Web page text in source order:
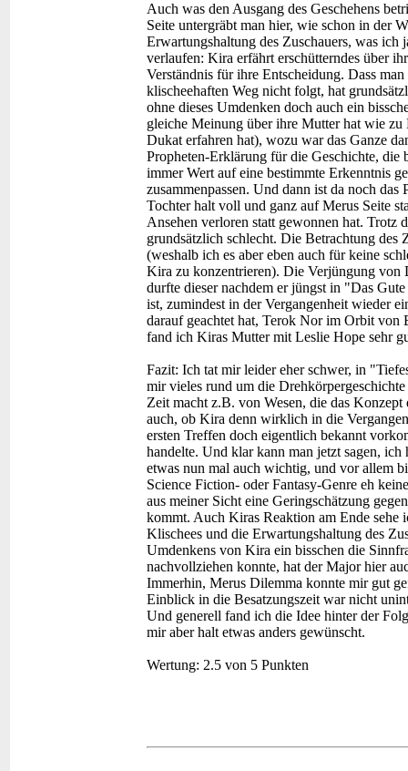
Auch was den Ausgang des Geschehens
Seite untergräbt man hier, wie schon in der
Erwartungshaltung des Zuschauers, was
verlaufen: Kira erfährt erschütterndes über
Verständnis für ihre Entscheidung. Dass
klischeehaften Weg nicht folgt, hat
ohne dieses Umdenken doch auch ein
gleiche Meinung über ihre Mutter hat wie
Dukat erfahren hat), wozu war das Ganze
Propheten-Erklärung für die Geschichte,
immer Wert auf eine bestimmte Erkenntnis
zusammenpassen. Und dann ist da noch
Tochter halt voll und ganz auf Merus Seite
Ansehen verloren statt gewonnen hat.
grundsätzlich schlecht. Die Betrachtung des
(weshalb ich es aber eben auch für keine
Kira zu konzentrieren). Die Verjüngung von
durfte dieser nachdem er jüngst in "Das
ist, zumindest in der Vergangenheit wieder
darauf geachtet hat, Terok Nor im Orbit
fand ich Kiras Mutter mit Leslie Hope sehr
Fazit: Ich tat mir leider eher schwer, in
mir vieles rund um die
Zeit macht z.B. von Wesen, die das
auch, ob Kira denn wirklich in die
ersten Treffen doch eigentlich bekannt
handelte. Und klar kann man jetzt sagen,
etwas nun mal auch wichtig, und vor allem
Science Fiction- oder Fantasy-Genre eh
aus meiner Sicht eine Geringschätzung
kommt. Auch Kiras Reaktion am Ende sehe
Klischees und die Erwartungshaltung des
Umdenkens von Kira ein bisschen die
nachvollziehen konnte, hat der Major hier
Immerhin, Merus Dilemma konnte mir gut
Einblick in die Besatzungszeit war nicht
Und generell fand ich die Idee hinter der
mir aber halt etwas anders gewünscht.
Wertung: 2.5 von 5 Punkten